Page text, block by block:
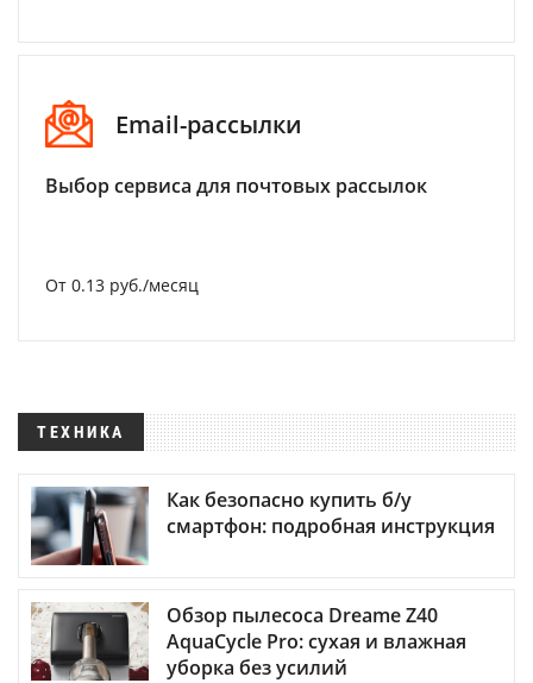
Email-рассылки
Выбор сервиса для почтовых рассылок
От 0.13 руб./месяц
ТЕХНИКА
Как безопасно купить б/у
смартфон: подробная инструкция
Обзор пылесоса Dreame Z40
AquaCycle Pro: сухая и влажная
уборка без усилий